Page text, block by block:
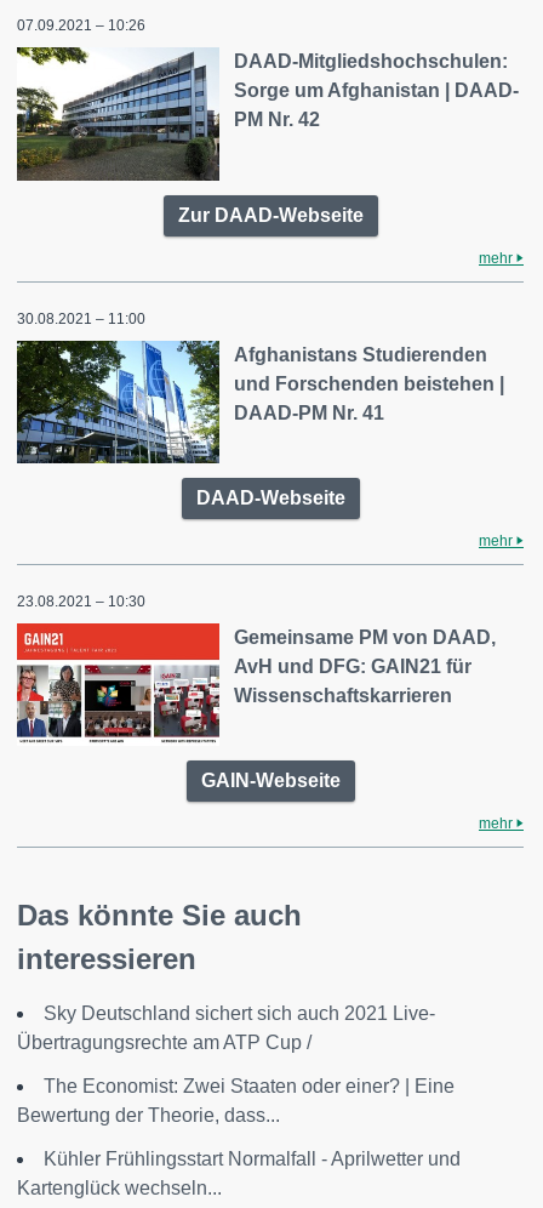
07.09.2021 – 10:26
DAAD-Mitgliedshochschulen:
Sorge um Afghanistan | DAAD-
PM Nr. 42
Zur DAAD-Webseite
mehr
30.08.2021 – 11:00
Afghanistans Studierenden
und Forschenden beistehen |
DAAD-PM Nr. 41
DAAD-Webseite
mehr
23.08.2021 – 10:30
Gemeinsame PM von DAAD,
AvH und DFG: GAIN21 für
Wissenschaftskarrieren
GAIN-Webseite
mehr
Das könnte Sie auch
interessieren
Sky Deutschland sichert sich auch 2021 Live-
Übertragungsrechte am ATP Cup /
The Economist: Zwei Staaten oder einer? | Eine
Bewertung der Theorie, dass...
Kühler Frühlingsstart Normalfall - Aprilwetter und
Kartenglück wechseln...